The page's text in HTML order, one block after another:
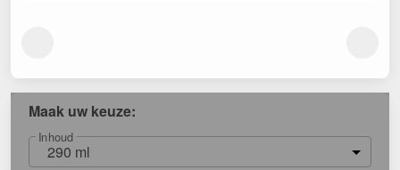
Maak uw keuze:
Inhoud
290 ml